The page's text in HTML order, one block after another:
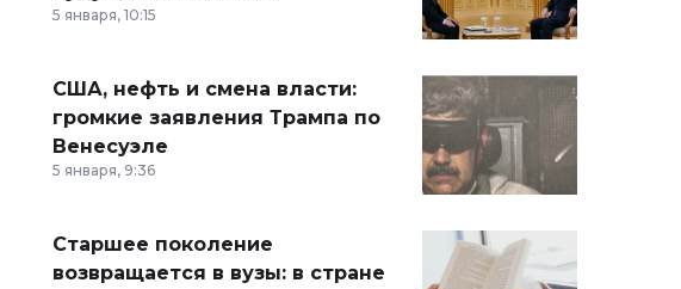
5 января, 10:15
США, нефть и смена власти:
громкие заявления Трампа по
Венесуэле
5 января, 9:36
Старшее поколение
возвращается в вузы: в стране